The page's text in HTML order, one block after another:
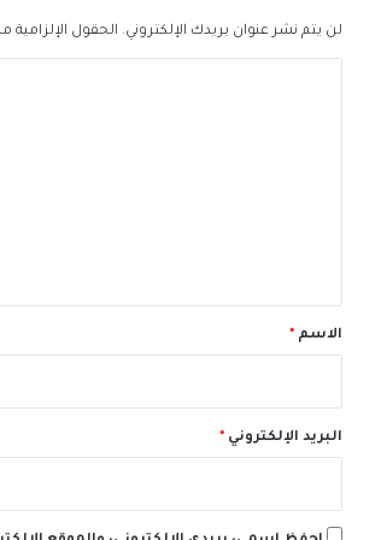
لن يتم نشر عنوان بريدك الإلكتروني. الحقول الإلزامية
*الاسم *
البريد الإلكتروني *